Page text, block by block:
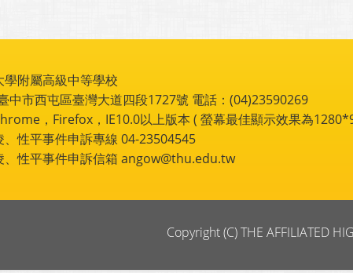
附屬高級中等學校
中市西屯區臺灣大道四段1727號 電話：(04)23590269
，Firefox，IE10.0以上版本 ( 螢幕最佳顯示效果為
性平事件申訴專線 04-23504545
、性平事件申訴信箱 angow@thu.edu.tw
Copyright (C) THE AFFILIATED